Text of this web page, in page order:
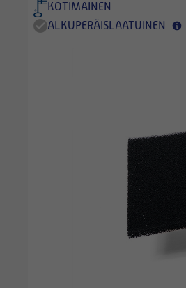
KOTIMAINEN
ALKUPERÄISLAATUINEN